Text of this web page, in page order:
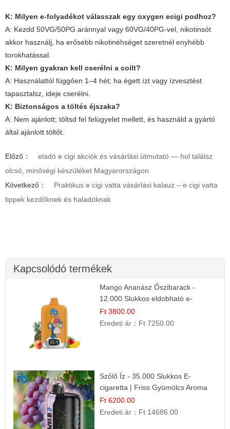
K: Milyen e-folyadékot válasszak egy oxygen ecigi podhoz?
A: Kezdd 50VG/50PG aránnyal vagy 60VG/40PG-vel, nikotinsót
akkor használj, ha erősebb nikotinéhséget szeretnél enyhébb
torokhatással.
K: Milyen gyakran kell cserélni a coilt?
A: Használattól függően 1–4 hét; ha égett ízt vagy ízvesztést
tapasztalsz, ideje cserélni.
K: Biztonságos a töltés éjszaka?
A: Nem ajánlott; töltsd fel felügyelet mellett, és használd a gyártó
által ajánlott töltőt.
Előző：
eladó e cigi akciók és vásárlási útmutató — hol találsz
olcsó, minőségi készüléket Magyarországon
Következő：
Praktikus e cigi vatta vásárlási kalauz – e cigi vatta
tippek kezdőknek és haladóknak
Kapcsolódó termékek
Mango Ananász Őszibarack -
12.000 Slukkos eldobható e-
Cigaretta
Ft 3800.00
Eredeti ár： Ft 7250.00
Szőlő Íz - 35.000 Slukkos E-
cigaretta | Friss Gyümölcs Aroma
Ft 6200.00
Eredeti ár： Ft 14686.00